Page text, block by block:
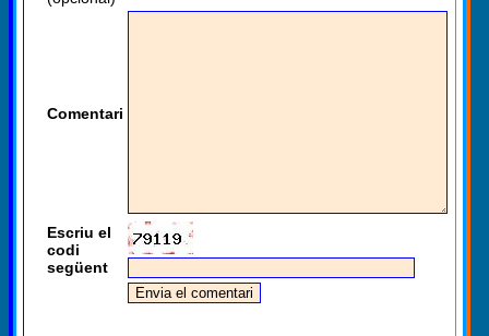
Comentari
Escriu el
codi
següent